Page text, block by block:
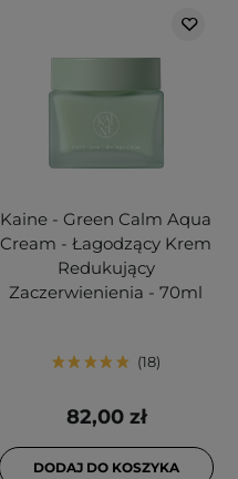
Kaine - Green Calm Aqua
Cream - Łagodzący Krem
Redukujący
Zaczerwienienia - 70ml
18
82,00 zł
DODAJ DO KOSZYKA